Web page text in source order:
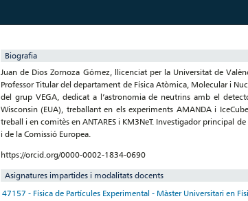
Biografia
Juan de Dios Zornoza Gómez, llicenciat per la Universitat de
Professor Titular del departament de Física Atòmica, Molecular i
del grup VEGA, dedicat a l’astronomia de neutrins amb el
Wisconsin (EUA), treballant en els experiments AMANDA i
treball i en comitès en ANTARES i KM3NeT. Investigador principal
i de la Comissió Europea.
https://orcid.org/0000-0002-1834-0690
Asignatures impartides i modalitats docents
47157 - Física de Partícules Experimental - Màster Universitari en